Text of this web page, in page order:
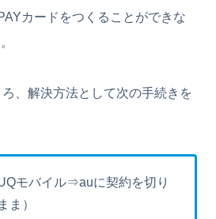
カードをつくることができな
、解決方法として次の手続きを
モバイル⇒auに契約を切り
ま）